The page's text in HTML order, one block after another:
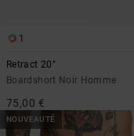
1
Retract 20"
Boardshort Noir Homme
75,00 €
NOUVEAUTÉ